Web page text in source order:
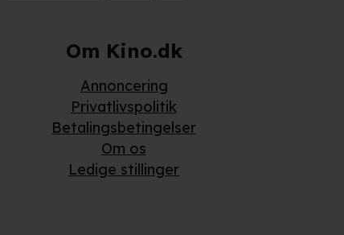
Om Kino.dk
Annoncering
Privatlivspolitik
Betalingsbetingelser
Om os
Ledige stillinger